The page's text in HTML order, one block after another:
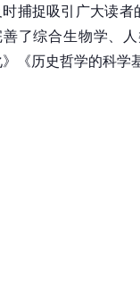
时捕捉吸引广大读
善了综合生物学、
《历史哲学的科学